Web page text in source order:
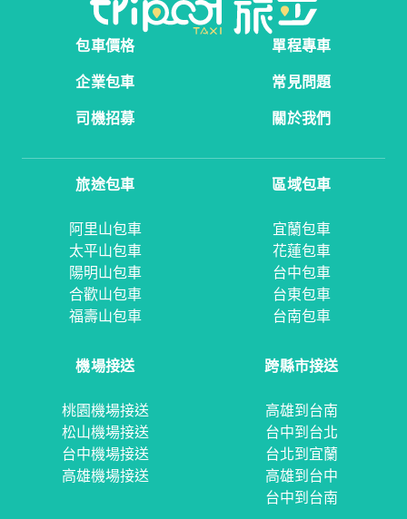
包車價格
單程專車
企業包車
常見問題
司機招募
關於我們
旅途包車
阿里山包車
太平山包車
陽明山包車
合歡山包車
福壽山包車
區域包車
宜蘭包車
花蓮包車
台中包車
台東包車
台南包車
機場接送
桃園機場接送
松山機場接送
台中機場接送
高雄機場接送
跨縣市接送
高雄到台南
台中到台北
台北到宜蘭
高雄到台中
台中到台南